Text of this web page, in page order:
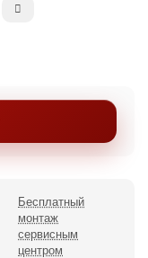
Бесплатный
монтаж
сервисным
центром